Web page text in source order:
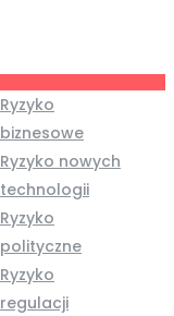
Ryzyko
biznesowe
Ryzyko nowych
technologii
Ryzyko
polityczne
Ryzyko
regulacji